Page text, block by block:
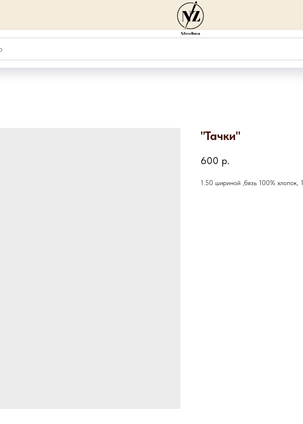
"Тачки"
600 р.
1.50 шириной ,бязь 100%